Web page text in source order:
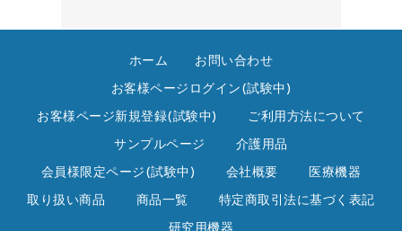
食品添加物製品
スティックのり
ステープラー本体
ステープル針
スプレーのり クリーナー
セロハンテープ
その他文具
テープカッター
テープのり
高島屋（食品・飲料）
ホーム お問い合わせ
お客様ページログイン(試験中)
お客様ページ新規登録(試験中) ご利用方法について
サンプルページ 介護用品
会員様限定ページ(試験中) 会社概要 医療機器
取り扱い商品 商品一覧 特定商取引法に基づく表記